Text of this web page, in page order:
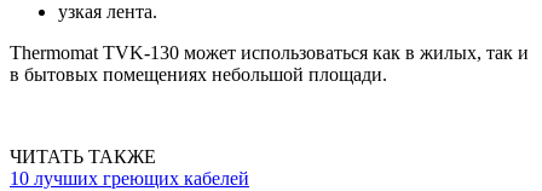
узкая лента.
Thermomat TVK-130 может использоваться как в жилых, так и
в бытовых помещениях небольшой площади.
ЧИТАТЬ ТАКЖЕ
10 лучших греющих кабелей